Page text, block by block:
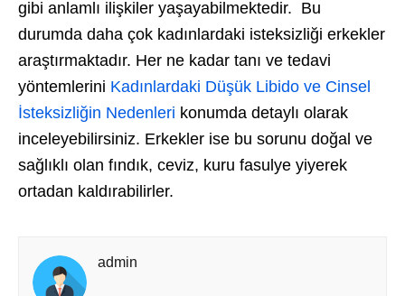
gibi anlamlı ilişkiler yaşayabilmektedir. Bu
durumda daha çok kadınlardaki isteksizliği erkekler
araştırmaktadır. Her ne kadar tanı ve tedavi
yöntemlerini Kadınlardaki Düşük Libido ve Cinsel
İsteksizliğin Nedenleri konumda detaylı olarak
inceleyebilirsiniz. Erkekler ise bu sorunu doğal ve
sağlıklı olan fındık, ceviz, kuru fasulye yiyerek
ortadan kaldırabilirler.
admin